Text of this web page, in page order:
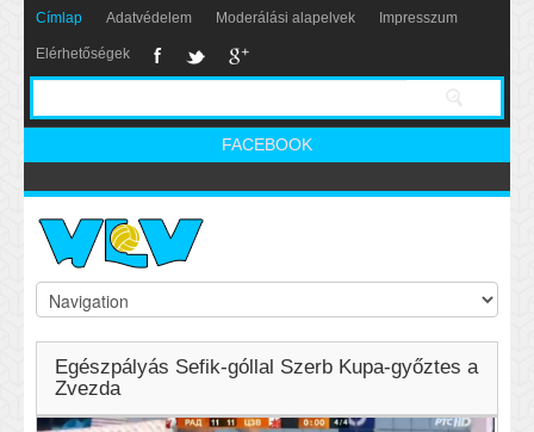
Címlap Adatvédelem Moderálási alapelvek Impresszum
Elérhetőségek
FACEBOOK
Egészpályás Sefik-góllal Szerb Kupa-győztes a
Zvezda